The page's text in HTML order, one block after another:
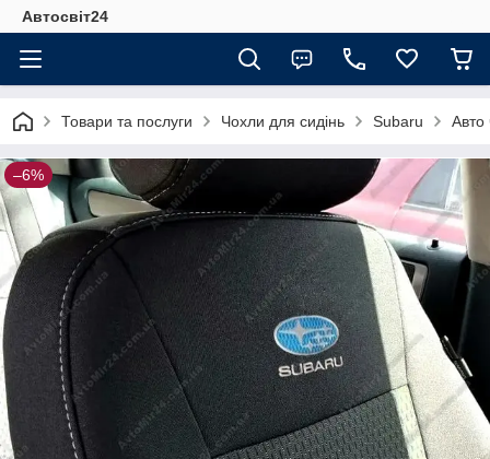
Автосвіт24
Товари та послуги Чохли для сидінь Subaru Авто
–6%